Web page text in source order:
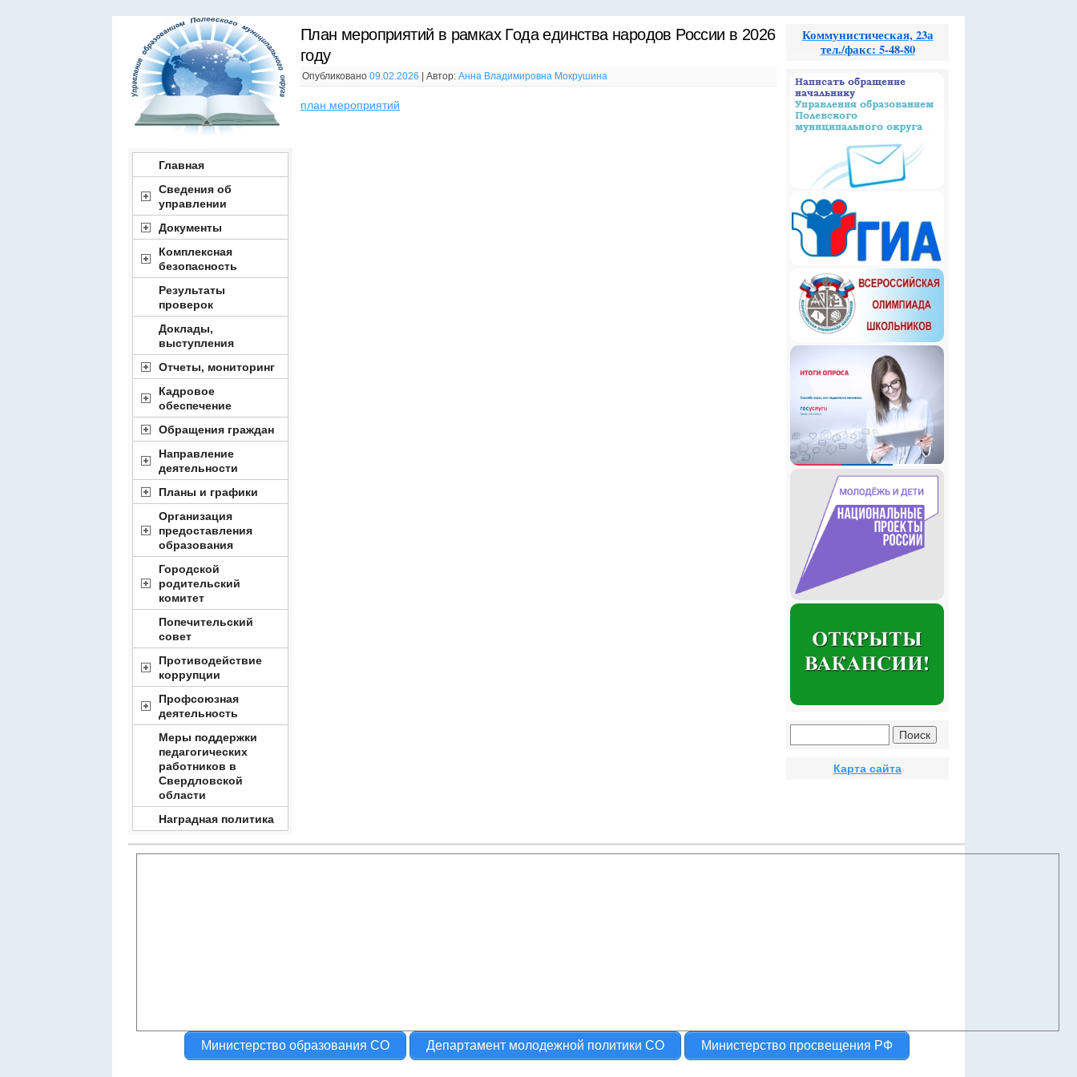
План мероприятий в рамках Года единства народов России в 2026
году
Опубликовано 09.02.2026 |Автор: Анна Владимировна Мокрушина
план мероприятий
Главная
Сведения об
управлении
Документы
Комплексная
безопасность
Результаты
проверок
Доклады,
выступления
Отчеты, мониторинг
Кадровое
обеспечение
Обращения граждан
Направление
деятельности
Планы и графики
Организация
предоставления
образования
Городской
родительский
комитет
Попечительский
совет
Противодействие
коррупции
Профсоюзная
деятельность
Меры поддержки
педагогических
работников в
Свердловской
области
Наградная политика
Коммунистическая, 23а
тел./факс: 5-48-80
Карта сайта
Министерство образования СО Департамент молодежной политики СО Министерство просвещения РФ